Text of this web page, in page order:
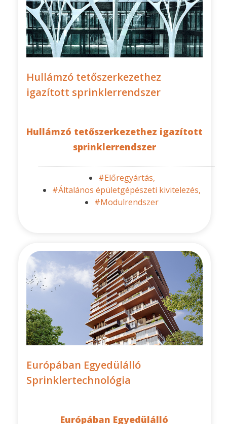
Hullámzó tetőszerkezethez
igazított sprinklerrendszer
Hullámzó tetőszerkezethez igazított
sprinklerrendszer
#Előregyártás,
#Általános épületgépészeti kivitelezés,
#Modulrendszer
Európában Egyedülálló
Sprinklertechnológia
Európában Egyedülálló